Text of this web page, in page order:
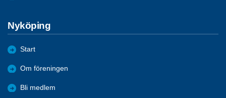
Nyköping
Start
Om föreningen
Bli medlem